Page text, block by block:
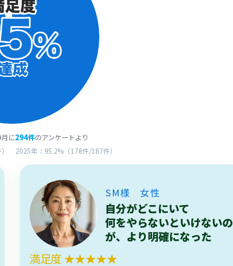
に294件のアンケートより
2025年：95.2%（178件/187件）
SM様 女性
自分がどこにいて
何をやらないといけないの
が、より明確になった
満足度 ★★★★★